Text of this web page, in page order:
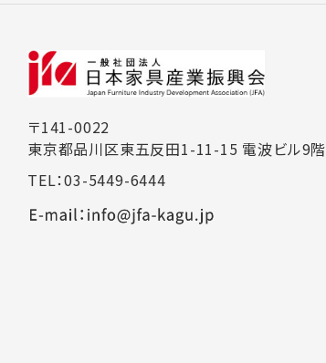
〒141-0022
東京都品川区東五反田1-11-15 電波ビル9階
TEL：03-5449-6444